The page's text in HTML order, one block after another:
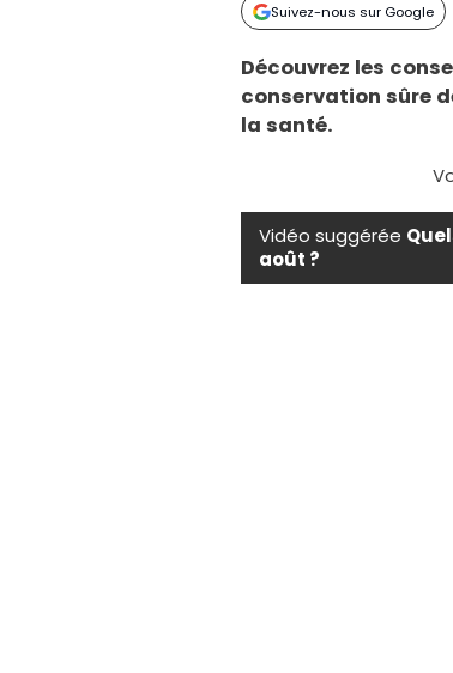
Suivez-nous sur Google
Découvrez les
conservation sûre
la santé.
Vidéo suggérée
août ?